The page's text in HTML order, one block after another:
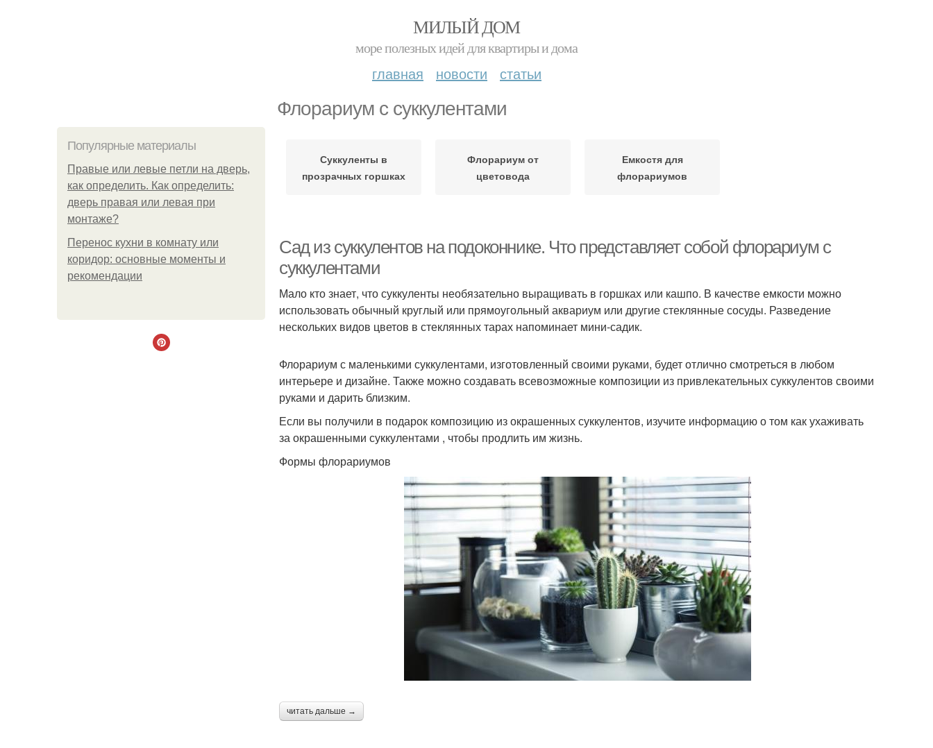
МИЛЫЙ ДОМ
море полезных идей для квартиры и дома
главная новости статьи
Флорариум с суккулентами
Популярные материалы
Правые или левые петли на дверь,
как определить. Как определить:
дверь правая или левая при
монтаже?
Перенос кухни в комнату или
коридор: основные моменты и
рекомендации
Суккуленты в
прозрачных горшках
Флорариум от
цветовода
Емкостя для
флорариумов
Сад из суккулентов на подоконнике. Что представляет собой флорариум с
суккулентами
Мало кто знает, что суккуленты необязательно выращивать в горшках или кашпо. В качестве емкости можно
использовать обычный круглый или прямоугольный аквариум или другие стеклянные сосуды. Разведение
нескольких видов цветов в стеклянных тарах напоминает мини-садик.
Флорариум с маленькими суккулентами, изготовленный своими руками, будет отлично смотреться в любом
интерьере и дизайне. Также можно создавать всевозможные композиции из привлекательных суккулентов своими
руками и дарить близким.
Если вы получили в подарок композицию из окрашенных суккулентов, изучите информацию о том как ухаживать
за окрашенными суккулентами , чтобы продлить им жизнь.
Формы флорариумов
читать дальше →